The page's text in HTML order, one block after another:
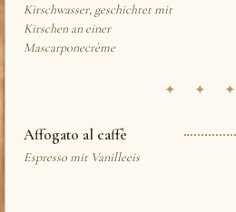
Kirschwasser, geschichtet mit
Kirschen an einer
Mascarponecrème
✦ ✦ ✦
Affogato al caffè
Espresso mit Vanilleeis